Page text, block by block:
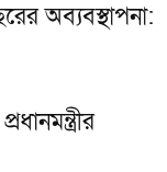
অব্যবস্থাপনা: